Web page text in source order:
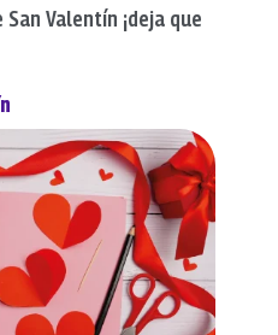
Valentín ¡deja que